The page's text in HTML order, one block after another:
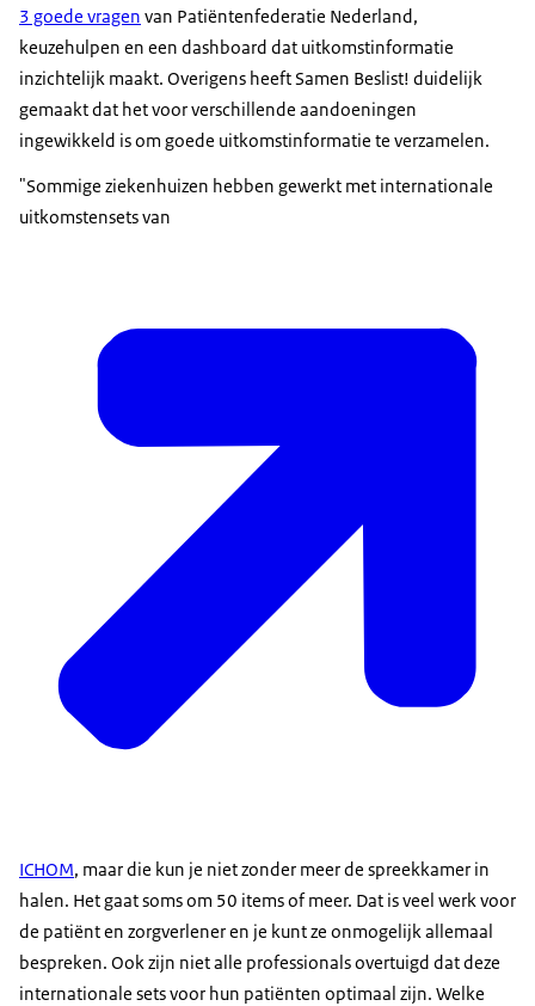
3 goede vragen van Patiëntenfederatie Nederland,
keuzehulpen en een dashboard dat uitkomstinformatie
inzichtelijk maakt. Overigens heeft Samen Beslist! duidelijk
gemaakt dat het voor verschillende aandoeningen
ingewikkeld is om goede uitkomstinformatie te verzamelen.
"Sommige ziekenhuizen hebben gewerkt met internationale
uitkomstensets van
ICHOM, maar die kun je niet zonder meer de spreekkamer in
halen. Het gaat soms om 50 items of meer. Dat is veel werk voor
de patiënt en zorgverlener en je kunt ze onmogelijk allemaal
bespreken. Ook zijn niet alle professionals overtuigd dat deze
internationale sets voor hun patiënten optimaal zijn. Welke